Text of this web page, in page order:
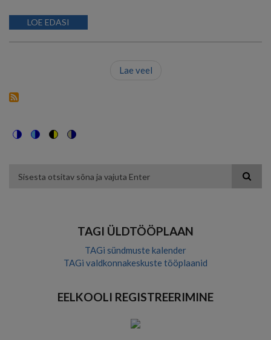
LOE EDASI
Lae veel
themethemevisibility
theme
TAGI ÜLDTÖÖPLAAN
TAGi sündmuste kalender
TAGi valdkonnakeskuste tööplaanid
EELKOOLI REGISTREERIMINE